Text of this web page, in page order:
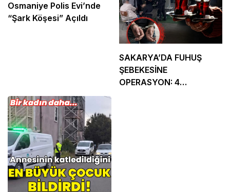
Osmaniye Polis Evi’nde
“Şark Köşesi” Açıldı
SAKARYA’DA FUHUŞ
ŞEBEKESİNE
OPERASYON: 4